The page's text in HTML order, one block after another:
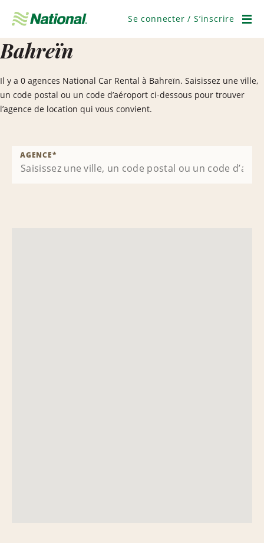
navigation
Se connecter / S’inscrire
Bahreïn
Il y a 0 agences National Car Rental à Bahreïn. Saisissez une ville,
un code postal ou un code d’aéroport ci-dessous pour trouver
l’agence de location qui vous convient.
AGENCE*